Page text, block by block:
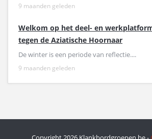
9 maanden geleden
Welkom op het deel- en
tegen de Aziatische Hoornaar
De winter is een periode van reflectie....
9 maanden geleden